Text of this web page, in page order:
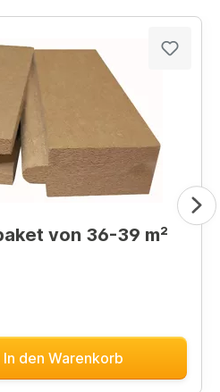
von 36-39 m²
In den Warenkorb